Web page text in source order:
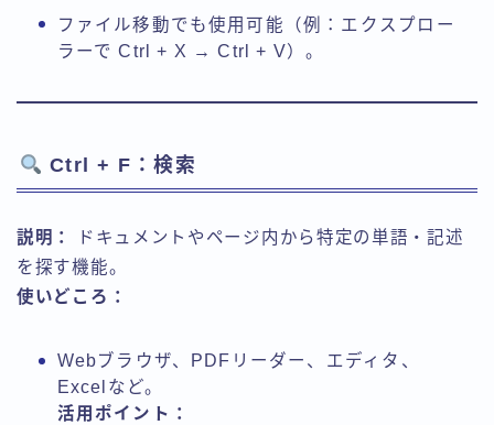
ファイル移動でも使用可能（例：エクスプロー
ラーで Ctrl + X → Ctrl + V）。
Ctrl + F：検索
説明：
ドキュメントやページ内から特定の単語・記述
を探す機能。
使いどころ：
Webブラウザ、PDFリーダー、エディタ、
Excelなど。
活用ポイント：